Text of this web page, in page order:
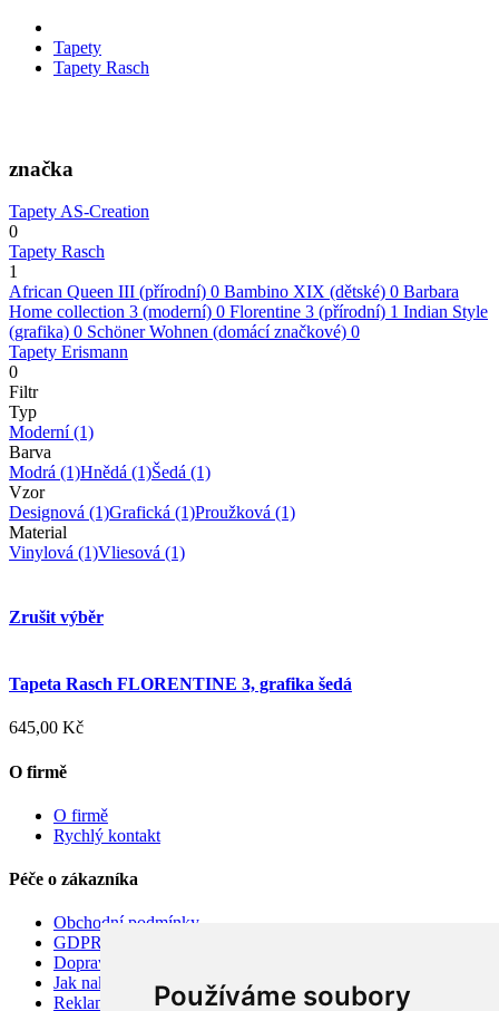
Používáme soubory
Tapety
Tapety Rasch
značka
Tapety AS-Creation
0
Tapety Rasch
1
African Queen III (přírodní) 0 Bambino XIX (dětské) 0 Barbara
Home collection 3 (moderní) 0 Florentine 3 (přírodní) 1 Indian Style
(grafika) 0 Schöner Wohnen (domácí značkové) 0
Tapety Erismann
0
Filtr
Typ
Moderní(1)
Barva
Modrá (1)Hnědá (1)Šedá (1)
Vzor
Designová (1)Grafická (1)Proužková (1)
Material
Vinylová (1)Vliesová (1)
Zrušit výběr
Tapeta Rasch FLORENTINE 3, grafika šedá
645,00 Kč
O firmě
O firmě
Rychlý kontakt
Péče o zákazníka
Obchodní podmínky
GDPR
Doprava
Jak nakupovat
Reklamace